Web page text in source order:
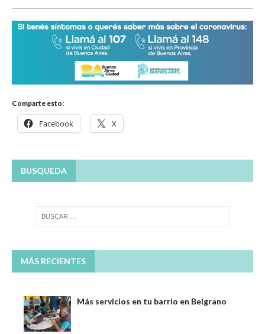
Comparte esto:
Facebook X
BUSQUEDA
MÁS RECIENTES
Más servicios en tu barrio en Belgrano